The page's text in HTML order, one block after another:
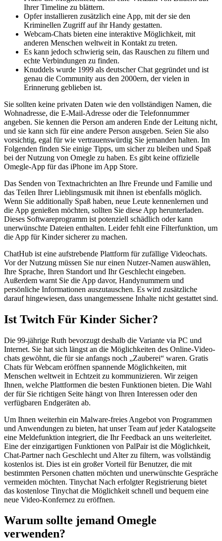
Ihrer Timeline zu blättern.
Opfer installieren zusätzlich eine App, mit der sie den
Kriminellen Zugriff auf ihr Handy gestatten.
Webcam-Chats bieten eine interaktive Möglichkeit, mit
anderen Menschen weltweit in Kontakt zu treten.
Es kann jedoch schwierig sein, das Rauschen zu filtern und
echte Verbindungen zu finden.
Knuddels wurde 1999 als deutscher Chat gegründet und ist
genau die Community aus den 2000ern, der vielen in
Erinnerung geblieben ist.
Sie sollten keine privaten Daten wie den vollständigen Namen, die
Wohnadresse, die E-Mail-Adresse oder die Telefonnummer
angeben. Sie kennen die Person am anderen Ende der Leitung nicht,
und sie kann sich für eine andere Person ausgeben. Seien Sie also
vorsichtig, egal für wie vertrauenswürdig Sie jemanden halten. Im
Folgenden finden Sie einige Tipps, um sicher zu bleiben und Spaß
bei der Nutzung von Omegle zu haben. Es gibt keine offizielle
Omegle-App für das iPhone im App Store.
Das Senden von Textnachrichten an Ihre Freunde und Familie und
das Teilen Ihrer Lieblingsmusik mit ihnen ist ebenfalls möglich.
Wenn Sie additionally Spaß haben, neue Leute kennenlernen und
die App genießen möchten, sollten Sie diese App herunterladen.
Dieses Softwareprogramm ist potenziell schädlich oder kann
unerwünschte Dateien enthalten. Leider fehlt eine Filterfunktion, um
die App für Kinder sicherer zu machen.
ChatHub ist eine aufstrebende Plattform für zufällige Videochats.
Vor der Nutzung müssen Sie nur einen Nutzer-Namen auswählen,
Ihre Sprache, Ihren Standort und Ihr Geschlecht eingeben.
Außerdem warnt Sie die App davor, Handynummern und
persönliche Informationen auszutauschen. Es wird zusätzliche
darauf hingewiesen, dass unangemessene Inhalte nicht gestattet sind.
Ist Twitch Für Kinder Sicher?
Die 99-jährige Ruth bevor­zugt deshalb die Variante via PC und
Internet. Sie hat sich längst an die Möglich­keiten des Online-Video­
chats gewöhnt, die für sie anfangs noch „Zauberei“ waren. Gratis
Chats für Webcam eröffnen spannende Möglichkeiten, mit
Menschen weltweit in Echtzeit zu kommunizieren. Wir zeigen
Ihnen, welche Plattformen die besten Funktionen bieten. Die Wahl
der für Sie richtigen Seite hängt von Ihren Interessen oder den
verfügbaren Endgeräten ab.
Um Ihnen weiterhin ein Malware-freies Angebot von Programmen
und Anwendungen zu bieten, hat unser Team auf jeder Katalogseite
eine Meldefunktion integriert, die Ihr Feedback an uns weiterleitet.
Eine der einzigartigen Funktionen von PalPair ist die Möglichkeit,
Chat-Partner nach Geschlecht und Alter zu filtern, was vollständig
kostenlos ist. Dies ist ein großer Vorteil für Benutzer, die mit
bestimmten Personen chatten möchten und unerwünschte Gespräche
vermeiden möchten. Tinychat Nach erfolgter Registrierung bietet
das kostenlose Tinychat die Möglichkeit schnell und bequem eine
neue Video-Konfernez zu eröffnen.
Warum sollte jemand Omegle
verwenden?